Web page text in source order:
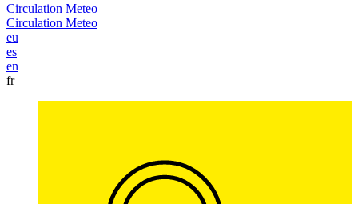
Circulation Meteo
Circulation Meteo
eu
es
en
fr